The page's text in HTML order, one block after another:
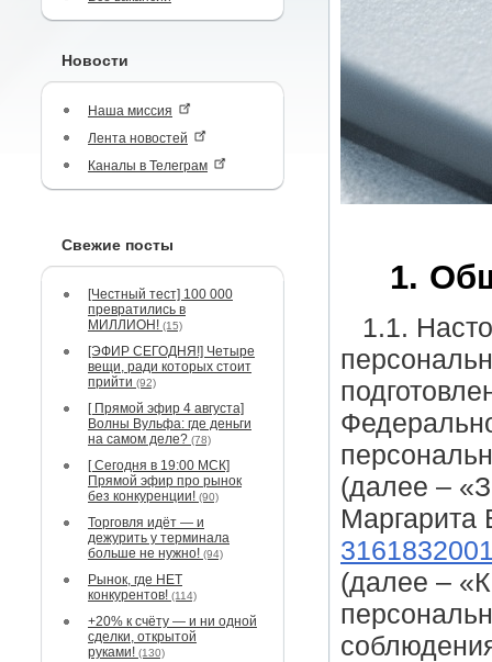
Новости
Наша миссия
Лента новостей
Каналы в Телеграм
Свежие посты
[Честный тест] 100 000
превратились в
МИЛЛИОН! (15)
[ЭФИР СЕГОДНЯ!] Четыре
вещи, ради которых стоит
прийти (92)
[ Прямой эфир 4 августа]
Волны Вульфа: где деньги
на самом деле? (78)
[ Сегодня в 19:00 МСК]
Прямой эфир про рынок
без конкуренции! (90)
Торговля идёт — и
дежурить у терминала
больше не нужно! (94)
Рынок, где НЕТ
конкурентов! (114)
+20% к счёту — и ни одной
сделки, открытой
руками! (130)
1.
1.1.
(далее –
Маргарита
(далее –